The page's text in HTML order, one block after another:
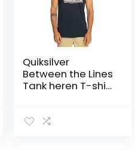
Quiksilver
Between the Lines
Tank heren T-shirt